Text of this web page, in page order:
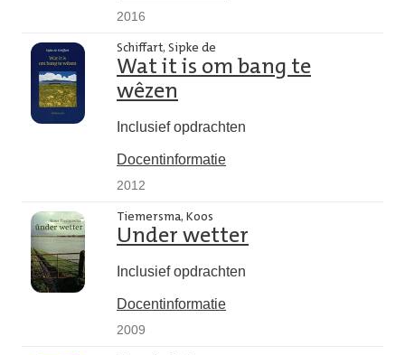
2016
Schiffart, Sipke de
Wat it is om bang te
wêzen
Inclusief opdrachten
Docentinformatie
2012
Tiemersma, Koos
Under wetter
Inclusief opdrachten
Docentinformatie
2009